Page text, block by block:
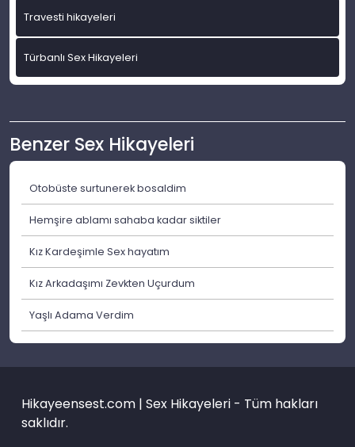
Travesti hikayeleri
Türbanlı Sex Hikayeleri
Benzer Sex Hikayeleri
Otobüste surtunerek bosaldim
Hemşire ablamı sahaba kadar siktiler
Kız Kardeşimle Sex hayatım
Kız Arkadaşımı Zevkten Uçurdum
Yaşlı Adama Verdim
Hikayeensest.com | Sex Hikayeleri - Tüm hakları
saklıdır.